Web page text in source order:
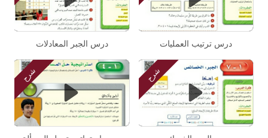
درس ترتيب العمليات درس الجبر المعادلات
شرح شرح